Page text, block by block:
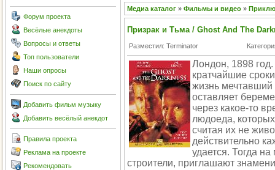
Форум проекта
Весёлые анекдоты
Вопросы и ответы
Топ пользователи
Наши опросы
Поиск по сайту
Добавить фильм музыку
Добавить весёлый анекдот
Правила проекта
Реклама на проекте
Рекомендовать
Медиа каталог » Фильмы и видео »
Призрак и Тьма / Ghost And The
Разместил: Terminator
Лондон, 1898
кратчайшие
жизнь мечтавший
оставляет
через какое-то
людоеда,
считая их не
действительно
удается. Тогда
строители, приглашают